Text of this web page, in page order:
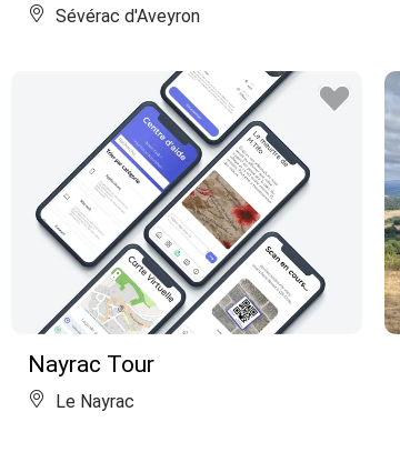
Sévérac d'Aveyron
Nayrac Tour
Le Nayrac